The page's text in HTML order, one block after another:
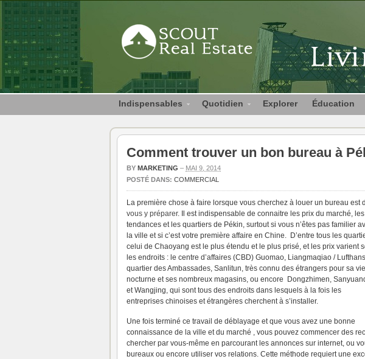
Indispensables Quotidien Explorer Éducation
Comment trouver un bon bureau à
BY MARKETING – MAI 9, 2014
POSTÉ DANS: COMMERCIAL
La première chose à faire lorsque vous cherchez à louer un bureau est
vous y préparer. Il est indispensable de connaitre les prix du marché, les
tendances et les quartiers de Pékin, surtout si vous n’êtes pas familier
la ville et si c’est votre première affaire en Chine. D’entre tous les
celui de Chaoyang est le plus étendu et le plus prisé, et les prix varient
les endroits : le centre d’affaires (CBD) Guomao, Liangmaqiao /
quartier des Ambassades, Sanlitun, très connu des étrangers pour sa vie
nocturne et ses nombreux magasins, ou encore Dongzhimen,
et Wangjing, qui sont tous des endroits dans lesquels à la fois les
entreprises chinoises et étrangères cherchent à s’installer.
Une fois terminé ce travail de déblayage et que vous avez une bonne
connaissance de la ville et du marché , vous pouvez commencer des
chercher par vous-même en parcourant les annonces sur internet, ou
bureaux ou encore utiliser vos relations. Cette méthode requiert une